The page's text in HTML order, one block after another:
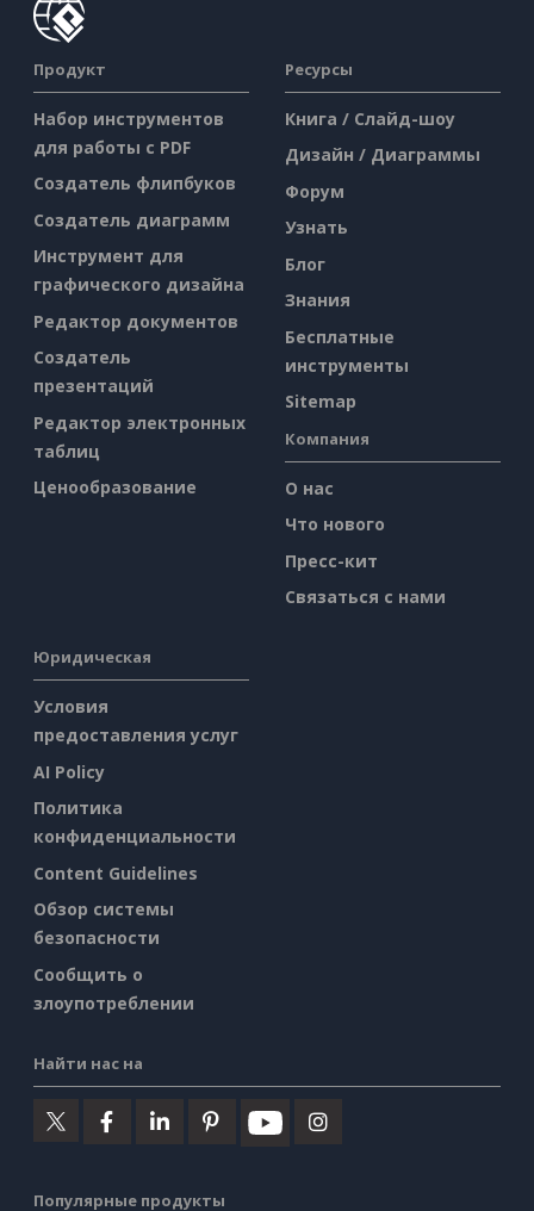
Продукт
Набор инструментов
для работы с PDF
Создатель флипбуков
Создатель диаграмм
Инструмент для
графического дизайна
Редактор документов
Создатель
презентаций
Редактор электронных
таблиц
Ценообразование
Ресурсы
Книга / Слайд-шоу
Дизайн / Диаграммы
Форум
Узнать
Блог
Знания
Бесплатные
инструменты
Sitemap
Компания
О нас
Что нового
Пресс-кит
Связаться с нами
Юридическая
Условия
предоставления услуг
AI Policy
Политика
конфиденциальности
Content Guidelines
Обзор системы
безопасности
Сообщить о
злоупотреблении
Найти нас на
Популярные продукты